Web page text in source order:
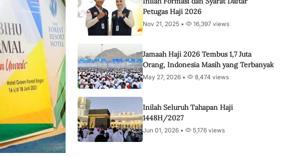
Petugas Haji 2026
Nov 21, 2025 • 16,397 views
Jamaah Haji 2026 Tembus 1,7 Juta
Orang, Indonesia Masih yang Terbanyak
May 27, 2026 • 8,474 views
Inilah Seluruh Tahapan Haji
1448H/2027
Jun 01, 2026 • 5,176 views